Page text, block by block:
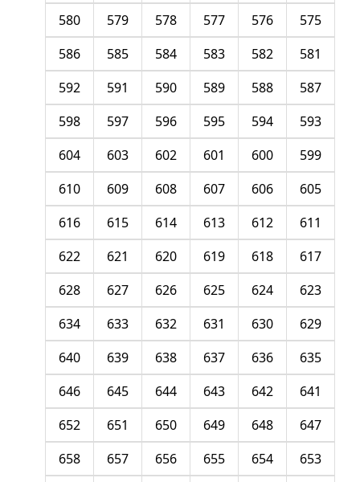
575
576
577
578
579
580
581
582
583
584
585
586
587
588
589
590
591
592
593
594
595
596
597
598
599
600
601
602
603
604
605
606
607
608
609
610
611
612
613
614
615
616
617
618
619
620
621
622
623
624
625
626
627
628
629
630
631
632
633
634
635
636
637
638
639
640
641
642
643
644
645
646
647
648
649
650
651
652
653
654
655
656
657
658